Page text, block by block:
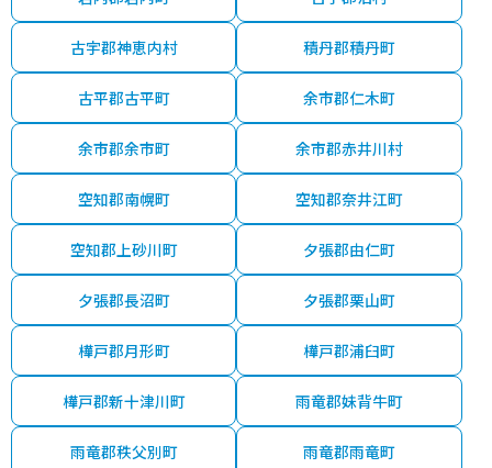
古宇郡神恵内村 積丹郡積丹町
古平郡古平町 余市郡仁木町
余市郡余市町 余市郡赤井川村
空知郡南幌町 空知郡奈井江町
空知郡上砂川町 夕張郡由仁町
夕張郡長沼町 夕張郡栗山町
樺戸郡月形町 樺戸郡浦臼町
樺戸郡新十津川町 雨竜郡妹背牛町
雨竜郡秩父別町 雨竜郡雨竜町